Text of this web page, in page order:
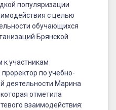
популяризации
с целью
обучающихся
Брянской
к участникам
по учебно-
деятельности Марина
отметила
взаимодействия: